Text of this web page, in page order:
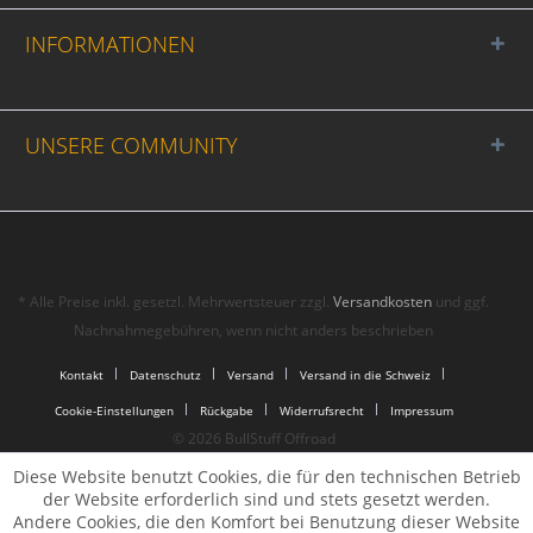
INFORMATIONEN
UNSERE COMMUNITY
* Alle Preise inkl. gesetzl. Mehrwertsteuer zzgl.Versandkosten und ggf.
Nachnahmegebühren, wenn nicht anders beschrieben
Kontakt Datenschutz Versand Versand in die Schweiz
Cookie-Einstellungen Rückgabe Widerrufsrecht Impressum
© 2026 BullStuff Offroad
Diese Website benutzt Cookies, die für den technischen Betrieb
der Website erforderlich sind und stets gesetzt werden.
Andere Cookies, die den Komfort bei Benutzung dieser Website